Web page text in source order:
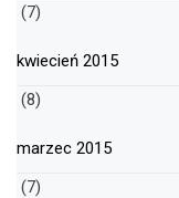
(7)
kwiecień 2015
(8)
marzec 2015
(7)